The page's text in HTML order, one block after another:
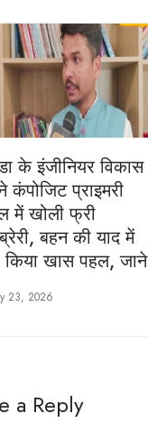
के इंजीनियर विकास
कंपोजिट प्राइमरी
में खोली फ्री
बहन की याद में
खास पहल, जाने
23, 2026
a Reply